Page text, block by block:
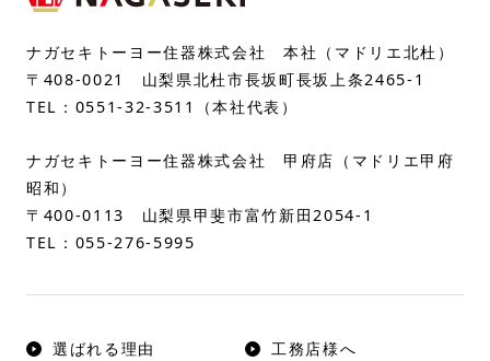
ナガセキトーヨー住器株式会社 本社（マドリエ北杜）
〒408-0021 山梨県北杜市長坂町長坂上条2465-1
TEL： 0551-32-3511 （本社代表）
ナガセキトーヨー住器株式会社 甲府店（マドリエ甲府
昭和）
〒400-0113 山梨県甲斐市富竹新田2054-1
TEL： 055-276-5995
選ばれる理由 工務店様へ